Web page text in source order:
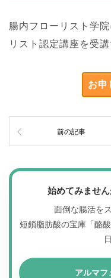
腸内フローリスト学
リスト認定講座を受
お申
前の記事
始めてみませ
面倒な腸活を
短鎖脂肪酸の宝庫「酪
アルマフ